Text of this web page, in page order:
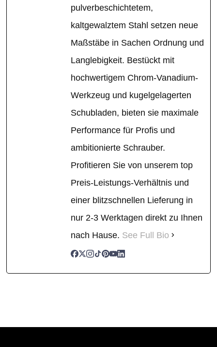
pulverbeschichtetem,
kaltgewalztem Stahl setzen neue
Maßstäbe in Sachen Ordnung und
Langlebigkeit. Bestückt mit
hochwertigem Chrom-Vanadium-
Werkzeug und kugelgelagerten
Schubladen, bieten sie maximale
Performance für Profis und
ambitionierte Schrauber.
Profitieren Sie von unserem top
Preis-Leistungs-Verhältnis und
einer blitzschnellen Lieferung in
nur 2-3 Werktagen direkt zu Ihnen
nach Hause. See Full Bio